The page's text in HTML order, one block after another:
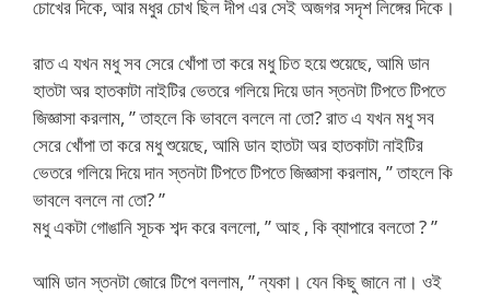
চোখের দিকে, আর মধুর চোখ ছিল দীপ এর সেই অজগর সদৃশ লিঙ্গের দিকে।
রাত এ যখন মধু সব সেরে খোঁপা তা করে মধু চিত হয়ে শুয়েছে, আমি ডান
হাতটা অর হাতকাটা নাইটির ভেতরে গলিয়ে দিয়ে ডান স্তনটা টিপতে টিপতে
জিজ্ঞাসা করলাম, ” তাহলে কি ভাবলে বললে না তো? রাত এ যখন মধু সব
সেরে খোঁপা তা করে মধু শুয়েছে, আমি ডান হাতটা অর হাতকাটা নাইটির
ভেতরে গলিয়ে দিয়ে দান স্তনটা টিপতে টিপতে জিজ্ঞাসা করলাম, ” তাহলে কি
ভাবলে বললে না তো? ”
মধু একটা গোঙানি সূচক শব্দ করে বললো, ” আহ , কি ব্যাপারে বলতো ? ”
আমি ডান স্তনটা জোরে টিপে বললাম, ” ন্যকা। যেন কিছু জানে না। ওই